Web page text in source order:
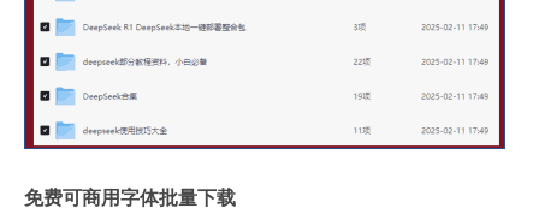
免费可商用字体批量下载